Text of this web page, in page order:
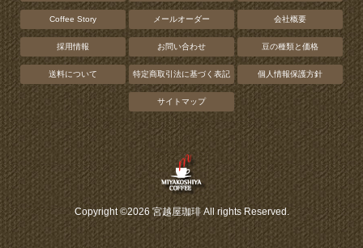
Coffee Story メールオーダー 会社概要
採用情報 お問い合わせ 豆の種類と価格
送料について 特定商取引法に基づく表記 個人情報保護方針
サイトマップ
Copyright ©2026 宮越屋珈琲 All rights Reserved.